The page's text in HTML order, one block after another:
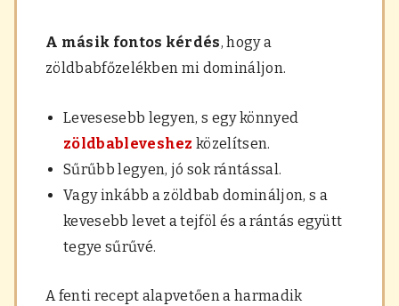
A másik fontos kérdés, hogy a
zöldbabfőzelékben mi domináljon.
Levesesebb legyen, s egy könnyed
zöldbableveshez közelítsen.
Sűrűbb legyen, jó sok rántással.
Vagy inkább a zöldbab domináljon, s a
kevesebb levet a tejföl és a rántás együtt
tegye sűrűvé.
A fenti recept alapvetően a harmadik